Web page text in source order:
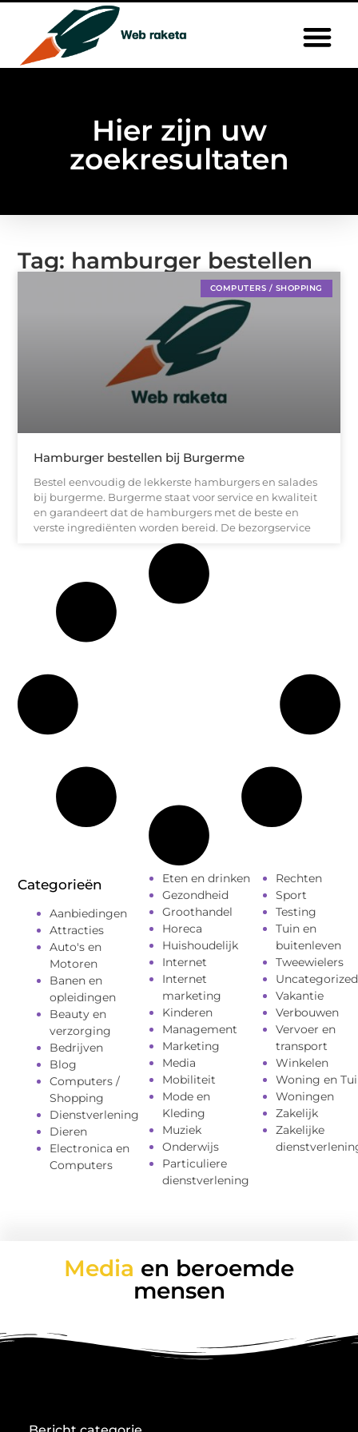
Hier zijn uw
zoekresultaten
Tag: hamburger bestellen
COMPUTERS / SHOPPING
Hamburger bestellen bij Burgerme
Bestel eenvoudig de lekkerste hamburgers en salades
bij burgerme. Burgerme staat voor service en kwaliteit
en garandeert dat de hamburgers met de beste en
verste ingrediënten worden bereid. De bezorgservice
Categorieën
Aanbiedingen
Attracties
Auto's en
Motoren
Banen en
opleidingen
Beauty en
verzorging
Bedrijven
Blog
Computers /
Shopping
Dienstverlening
Dieren
Electronica en
Computers
Eten en drinken
Gezondheid
Groothandel
Horeca
Huishoudelijk
Internet
Internet
marketing
Kinderen
Management
Marketing
Media
Mobiliteit
Mode en
Kleding
Muziek
Onderwijs
Particuliere
dienstverlening
Rechten
Sport
Testing
Tuin en
buitenleven
Tweewielers
Uncategorized
Vakantie
Verbouwen
Vervoer en
transport
Winkelen
Woning en
Woningen
Zakelijk
Zakelijke
Media en beroemde
mensen